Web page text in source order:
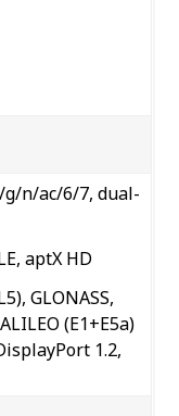
g/n/ac/6/7, dual-
aptX HD
GLONASS,
(E1+E5a)
1.2,